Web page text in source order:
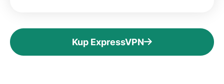
Kup ExpressVPN